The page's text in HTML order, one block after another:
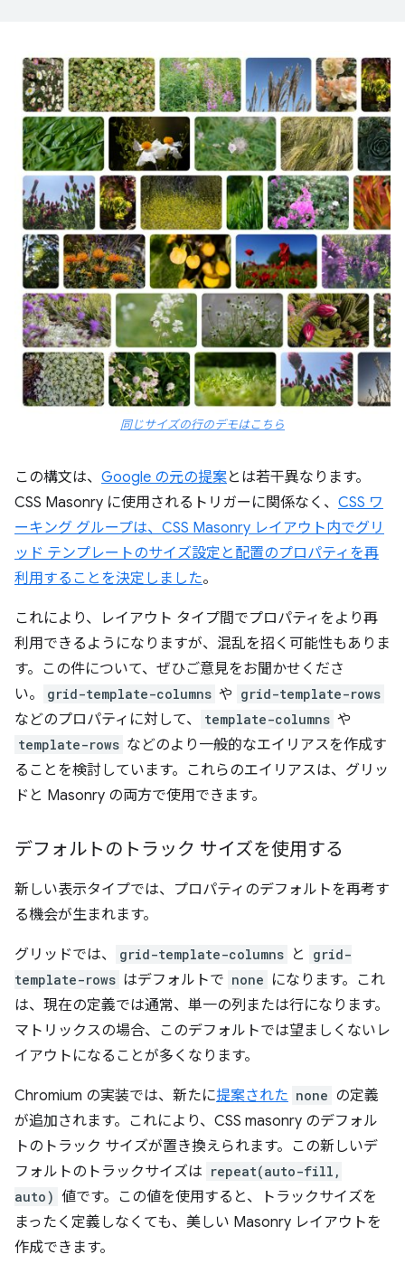
同じサイズの行のデモはこちら
この構文は、 Google の元の提案とは若干異なります。
CSS Masonry に使用されるトリガーに関係なく、 CSS ワ
ーキング グループは、CSS Masonry レイアウト内でグリ
ッド テンプレートのサイズ設定と配置のプロパティを再
利用することを決定しました。
これにより、レイアウト タイプ間でプロパティをより再
利用できるようになりますが、混乱を招く可能性もありま
す。この件について、ぜひご意見をお聞かせくださ
い。
grid-template-columns や grid-template-rows
などのプロパティに対して、 template-columns や
template-rows などのより一般的なエイリアスを作成す
ることを検討しています。これらのエイリアスは、グリッ
ドと Masonry の両方で使用できます。
デフォルトのトラック サイズを使用する
新しい表示タイプでは、プロパティのデフォルトを再考す
る機会が生まれます。
グリッドでは、 grid-template-columns と
grid-
template-rows はデフォルトで none になります。これ
は、現在の定義では通常、単一の列または行になります。
マトリックスの場合、このデフォルトでは望ましくないレ
イアウトになることが多くなります。
Chromium の実装では、新たに提案された none の定義
が追加されます。これにより、CSS masonry のデフォル
トのトラック サイズが置き換えられます。この新しいデ
フォルトのトラックサイズは repeat(auto-fill,
auto) 値です。この値を使用すると、トラックサイズを
まったく定義しなくても、美しい Masonry レイアウトを
作成できます。